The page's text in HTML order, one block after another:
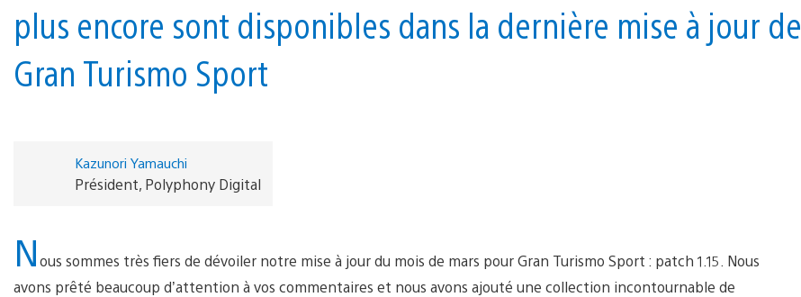
plus encore sont disponibles dans la dernière mise à jour de
Gran Turismo Sport
Kazunori Yamauchi
Président, Polyphony Digital
Nous sommes très fiers de dévoiler notre mise à jour du mois de mars pour Gran Turismo Sport : patch 1.15. Nous
avons prêté beaucoup d’attention à vos commentaires et nous avons ajouté une collection incontournable de